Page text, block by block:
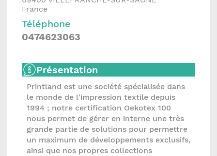
France
Téléphone
0474623063
Présentation
Printland est une société spécialisée dans
le monde de l'impression textile depuis
1994 ; notre certification Oekotex 100
nous permet de gérer en interne une très
grande partie de solutions pour permettre
un maximum de développements exclusifs,
ainsi que nos propres collections